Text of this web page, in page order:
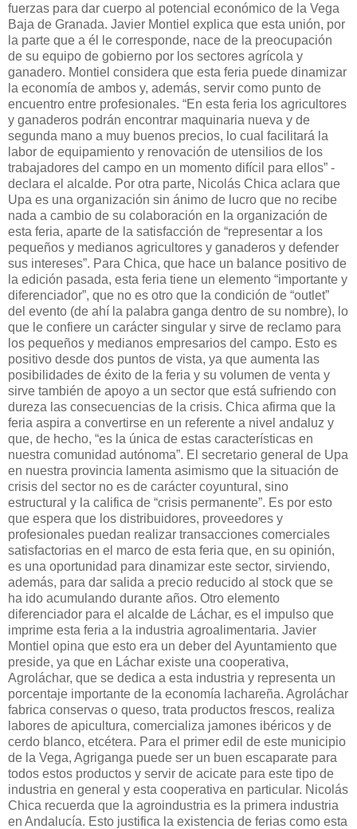
fuerzas para dar cuerpo al potencial económico de la Vega
Baja de Granada. Javier Montiel explica que esta unión, por
la parte que a él le corresponde, nace de la preocupación
de su equipo de gobierno por los sectores agrícola y
ganadero. Montiel considera que esta feria puede dinamizar
la economía de ambos y, además, servir como punto de
encuentro entre profesionales. “En esta feria los agricultores
y ganaderos podrán encontrar maquinaria nueva y de
segunda mano a muy buenos precios, lo cual facilitará la
labor de equipamiento y renovación de utensilios de los
trabajadores del campo en un momento difícil para ellos” -
declara el alcalde. Por otra parte, Nicolás Chica aclara que
Upa es una organización sin ánimo de lucro que no recibe
nada a cambio de su colaboración en la organización de
esta feria, aparte de la satisfacción de “representar a los
pequeños y medianos agricultores y ganaderos y defender
sus intereses”. Para Chica, que hace un balance positivo de
la edición pasada, esta feria tiene un elemento “importante y
diferenciador”, que no es otro que la condición de “outlet”
del evento (de ahí la palabra ganga dentro de su nombre), lo
que le confiere un carácter singular y sirve de reclamo para
los pequeños y medianos empresarios del campo. Esto es
positivo desde dos puntos de vista, ya que aumenta las
posibilidades de éxito de la feria y su volumen de venta y
sirve también de apoyo a un sector que está sufriendo con
dureza las consecuencias de la crisis. Chica afirma que la
feria aspira a convertirse en un referente a nivel andaluz y
que, de hecho, “es la única de estas características en
nuestra comunidad autónoma”. El secretario general de Upa
en nuestra provincia lamenta asimismo que la situación de
crisis del sector no es de carácter coyuntural, sino
estructural y la califica de “crisis permanente”. Es por esto
que espera que los distribuidores, proveedores y
profesionales puedan realizar transacciones comerciales
satisfactorias en el marco de esta feria que, en su opinión,
es una oportunidad para dinamizar este sector, sirviendo,
además, para dar salida a precio reducido al stock que se
ha ido acumulando durante años. Otro elemento
diferenciador para el alcalde de Láchar, es el impulso que
imprime esta feria a la industria agroalimentaria. Javier
Montiel opina que esto era un deber del Ayuntamiento que
preside, ya que en Láchar existe una cooperativa,
Agroláchar, que se dedica a esta industria y representa un
porcentaje importante de la economía lachareña. Agroláchar
fabrica conservas o queso, trata productos frescos, realiza
labores de apicultura, comercializa jamones ibéricos y de
cerdo blanco, etcétera. Para el primer edil de este municipio
de la Vega, Agriganga puede ser un buen escaparate para
todos estos productos y servir de acicate para este tipo de
industria en general y esta cooperativa en particular. Nicolás
Chica recuerda que la agroindustria es la primera industria
en Andalucía. Esto justifica la existencia de ferias como esta